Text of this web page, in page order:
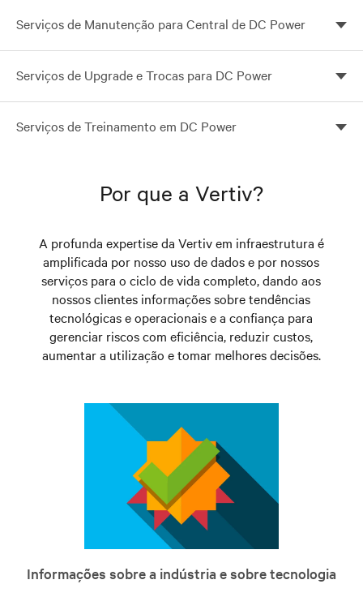
Serviços de Manutenção para Central de DC Power
cuidar de todas suas necessidades de DC Power
Serviços de Upgrade e Trocas para DC Power
fazer um upgrade contra a troca de uma central
Serviços de Treinamento em DC Power
Por que a Vertiv?
A profunda expertise da Vertiv em infraestrutura é
amplificada por nosso uso de dados e por nossos
serviços para o ciclo de vida completo, dando aos
nossos clientes informações sobre tendências
tecnológicas e operacionais e a confiança para
gerenciar riscos com eficiência, reduzir custos,
aumentar a utilização e tomar melhores decisões.
Informações sobre a indústria e sobre tecnologia